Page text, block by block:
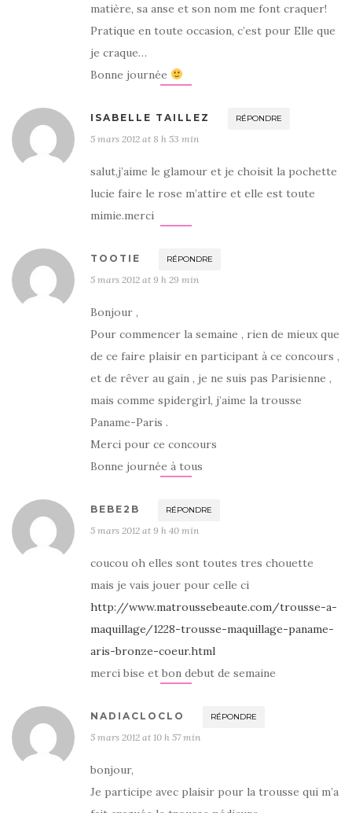
matière, sa anse et son nom me font craquer!
Pratique en toute occasion, c’est pour Elle que
je craque…
Bonne journée
ISABELLE TAILLEZ RÉPONDRE
5 mars 2012 at 8 h 53 min
salut,j’aime le glamour et je choisit la pochette
lucie faire le rose m’attire et elle est toute
mimie.merci
TOOTIE RÉPONDRE
5 mars 2012 at 9 h 29 min
Bonjour ,
Pour commencer la semaine , rien de mieux que
de ce faire plaisir en participant à ce concours ,
et de rêver au gain , je ne suis pas Parisienne ,
mais comme spidergirl, j’aime la trousse
Paname-Paris .
Merci pour ce concours
Bonne journée à tous
BEBE2B RÉPONDRE
5 mars 2012 at 9 h 40 min
coucou oh elles sont toutes tres chouette
mais je vais jouer pour celle ci
http://www.matroussebeaute.com/trousse-a-
maquillage/1228-trousse-maquillage-paname-
aris-bronze-coeur.html
merci bise et bon debut de semaine
NADIACLOCLO RÉPONDRE
5 mars 2012 at 10 h 57 min
bonjour,
Je participe avec plaisir pour la trousse qui m’a